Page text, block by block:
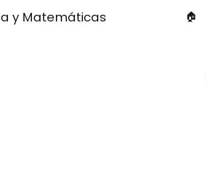
Skip to main content
y Matemáticas 🏠